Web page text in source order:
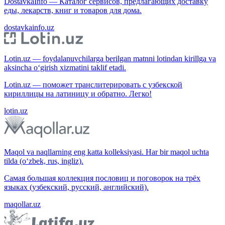
еды, лекарств, книг и товаров для дома.
dostavkainfo.uz
Lotin.uz — foydalanuvchilarga berilgan matnni lotindan kirillga va
aksincha o‘girish xizmatini taklif etadi.
Lotin.uz — поможет транслитерировать с узбекской
кириллицы на латиницу и обратно. Легко!
lotin.uz
Maqol va naqllarning eng katta kolleksiyasi. Har bir maqol uchta
tilda (o‘zbek, rus, ingliz).
Самая большая коллекция пословиц и поговорок на трёх
языках (узбекский, русский, английский).
maqollar.uz